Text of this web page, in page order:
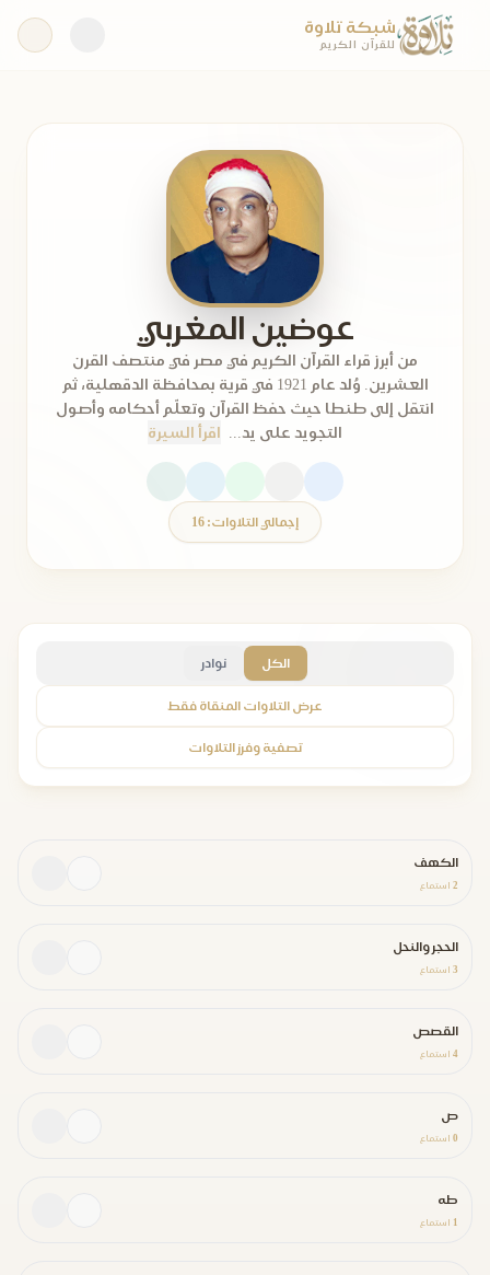
شبكة تلاوة
للقرآن الكريم
عوضين المغربي
من أبرز قراء القرآن الكريم في مصر في منتصف القرن
العشرين. وُلد عام 1921 في قرية بمحافظة الدقهلية، ثم
انتقل إلى طنطا حيث حفظ القرآن وتعلّم أحكامه وأصول
التجويد على يد...
اقرأ السيرة
إجمالي التلاوات: 16
الكل نوادر
عرض التلاوات المنقاة فقط
تصفية وفرز التلاوات
الكهف
2 استماع
الحجر والنحل
3 استماع
القصص
4 استماع
ص
0 استماع
طه
1 استماع